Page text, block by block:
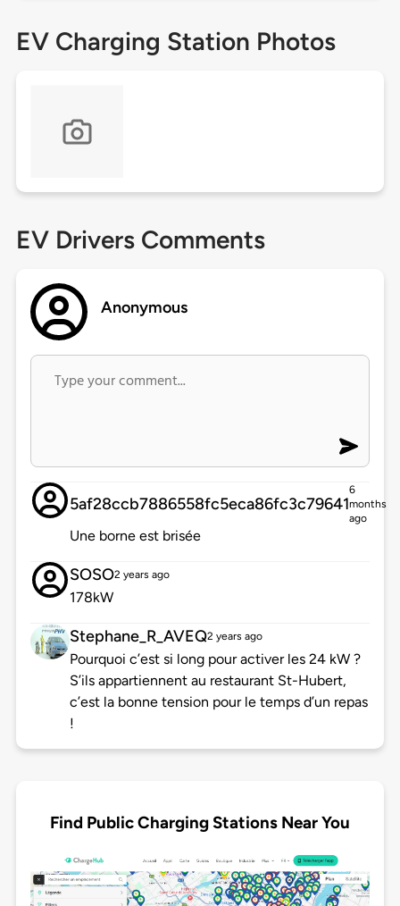
EV Charging Station Photos
EV Drivers Comments
Anonymous
5af28ccb7886558fc5eca86fc3c79641
6
months
ago
Une borne est brisée
SOSO2 years ago
178kW
Stephane_R_AVEQ2 years ago
Pourquoi c’est si long pour activer les 24 kW ?
S’ils appartiennent au restaurant St-Hubert,
c’est la bonne tension pour le temps d’un repas
!
Find Public Charging Stations Near You